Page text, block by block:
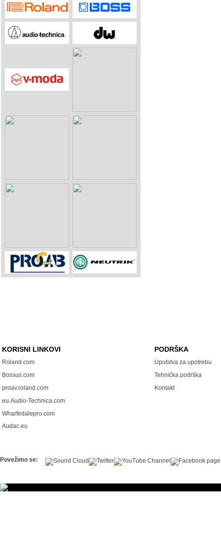
KORISNI LINKOVI
Roland.com
Bossus.com
proav.roland.com
eu.Audio-Technica.com
Wharfedalepro.com
Audac.eu
PODRŠKA
Uputstva za upotrebu
Tehnička podrška
Kontakt
Povežimo se: